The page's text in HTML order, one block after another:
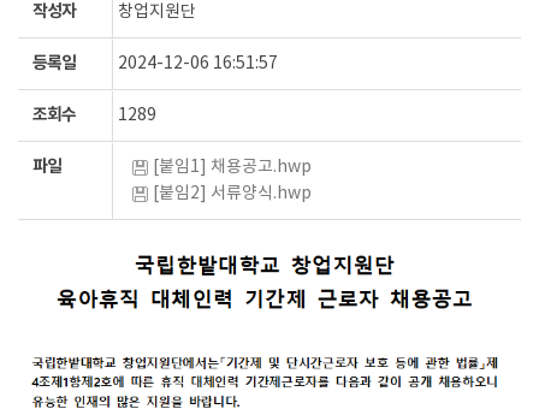
작성자 창업지원단
등록일 2024-12-06 16:51:57
조회수 1289
파일
[붙임1] 채용공고.hwp
[붙임2] 서류양식.hwp